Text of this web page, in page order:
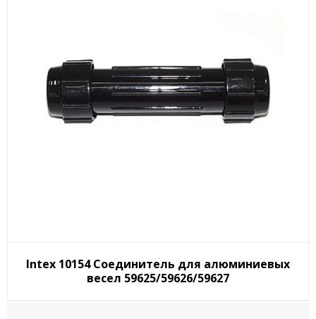
Intex 10154 Соединитель для алюминиевых
весел 59625/59626/59627